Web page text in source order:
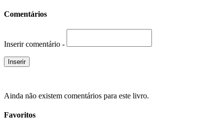
Comentários
Inserir comentário -
Ainda não existem comentários para este livro.
Favoritos